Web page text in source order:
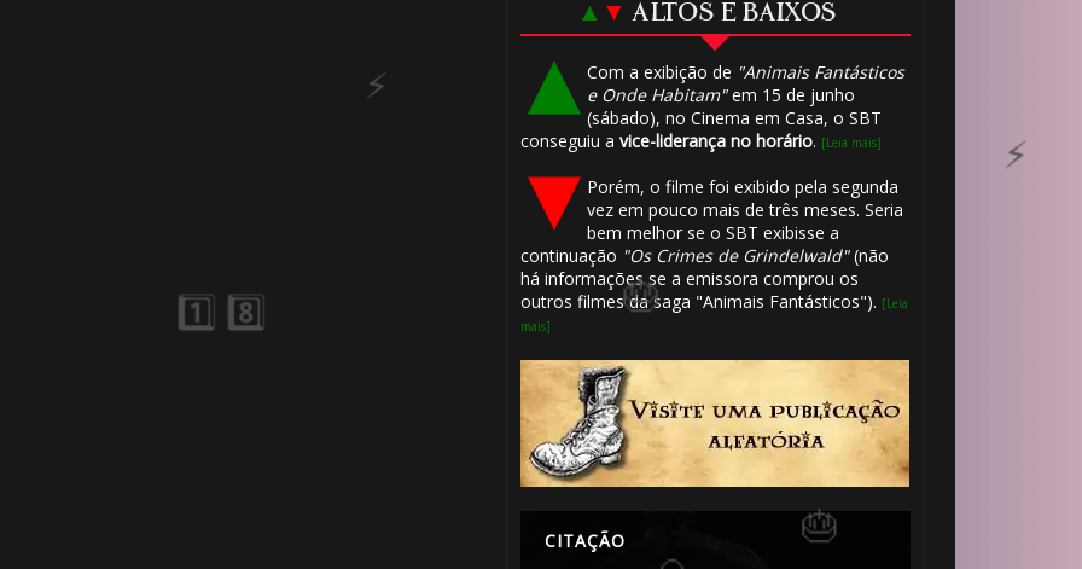
▲ ▼ ALTOS E BAIXOS
Com a exibição de "Animais Fantásticos
e Onde Habitam"em 15 de junho
(sábado), no Cinema em Casa, o SBT
conseguiu a vice-liderança no horário. [Leia mais]
Porém, o filme foi exibido pela segunda
vez em pouco mais de três meses. Seria
bem melhor se o SBT exibisse a
continuação "Os Crimes de Grindelwald"(não
há informações se a emissora comprou os
outros filmes da saga "Animais Fantásticos"). [Leia
mais]
CITAÇÃO
1️⃣ 8️⃣
🎂
⚡
🎈
🎈 1️⃣ 8️⃣
🎈
🎂